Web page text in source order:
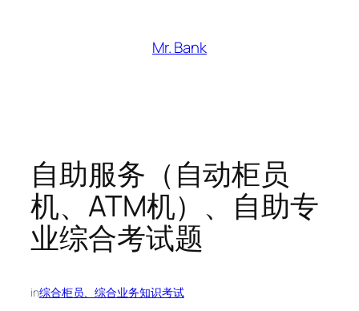
Mr. Bank
自助服务（自动柜员
机、ATM机）、自助专
业综合考试题
in综合柜员、综合业务知识考试